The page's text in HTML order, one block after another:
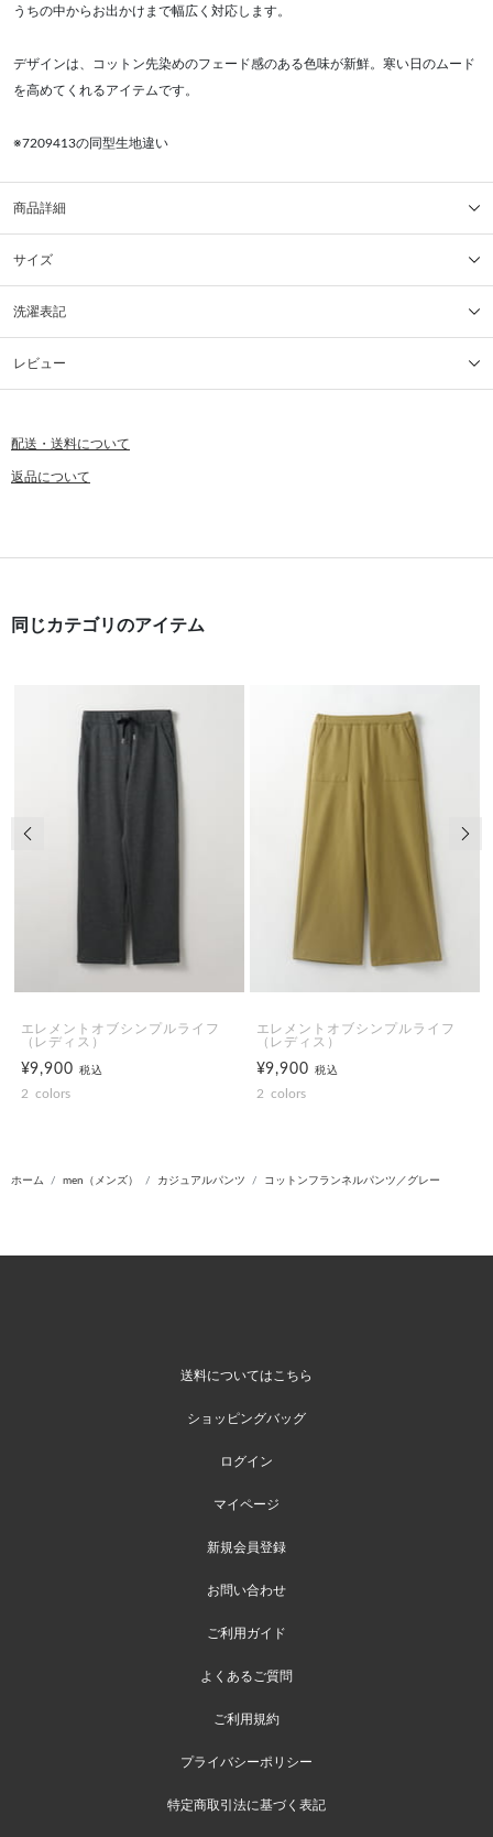
うちの中からお出かけまで幅広く対応します。
デザインは、コットン先染めのフェード感のある色味が新鮮。寒い日のムード
を高めてくれるアイテムです。
※7209413の同型生地違い
商品詳細
サイズ
洗濯表記
レビュー
配送・送料について
返品について
同じカテゴリのアイテム
エレメントオブシンプルライフ
（レディス）
¥9,900税込
2 colors
エレメントオブシンプルライフ
（レディス）
¥9,900税込
2 colors
前の画像
ホーム men（メンズ） カジュアルパンツ コットンフランネルパンツ／グレー
送料についてはこちら
ショッピングバッグ
ログイン
マイページ
新規会員登録
お問い合わせ
ご利用ガイド
よくあるご質問
ご利用規約
プライバシーポリシー
特定商取引法に基づく表記